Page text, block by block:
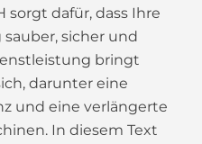
dafür, dass Ihre
sicher und
bringt
darunter eine
und eine verlängerte
In diesem Text